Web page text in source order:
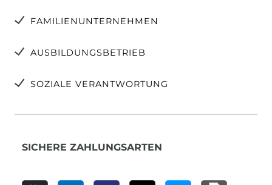
FAMILIENUNTERNEHMEN
AUSBILDUNGSBETRIEB
SOZIALE VERANTWORTUNG
SICHERE ZAHLUNGSARTEN